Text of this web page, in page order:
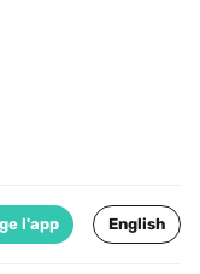
l'app English